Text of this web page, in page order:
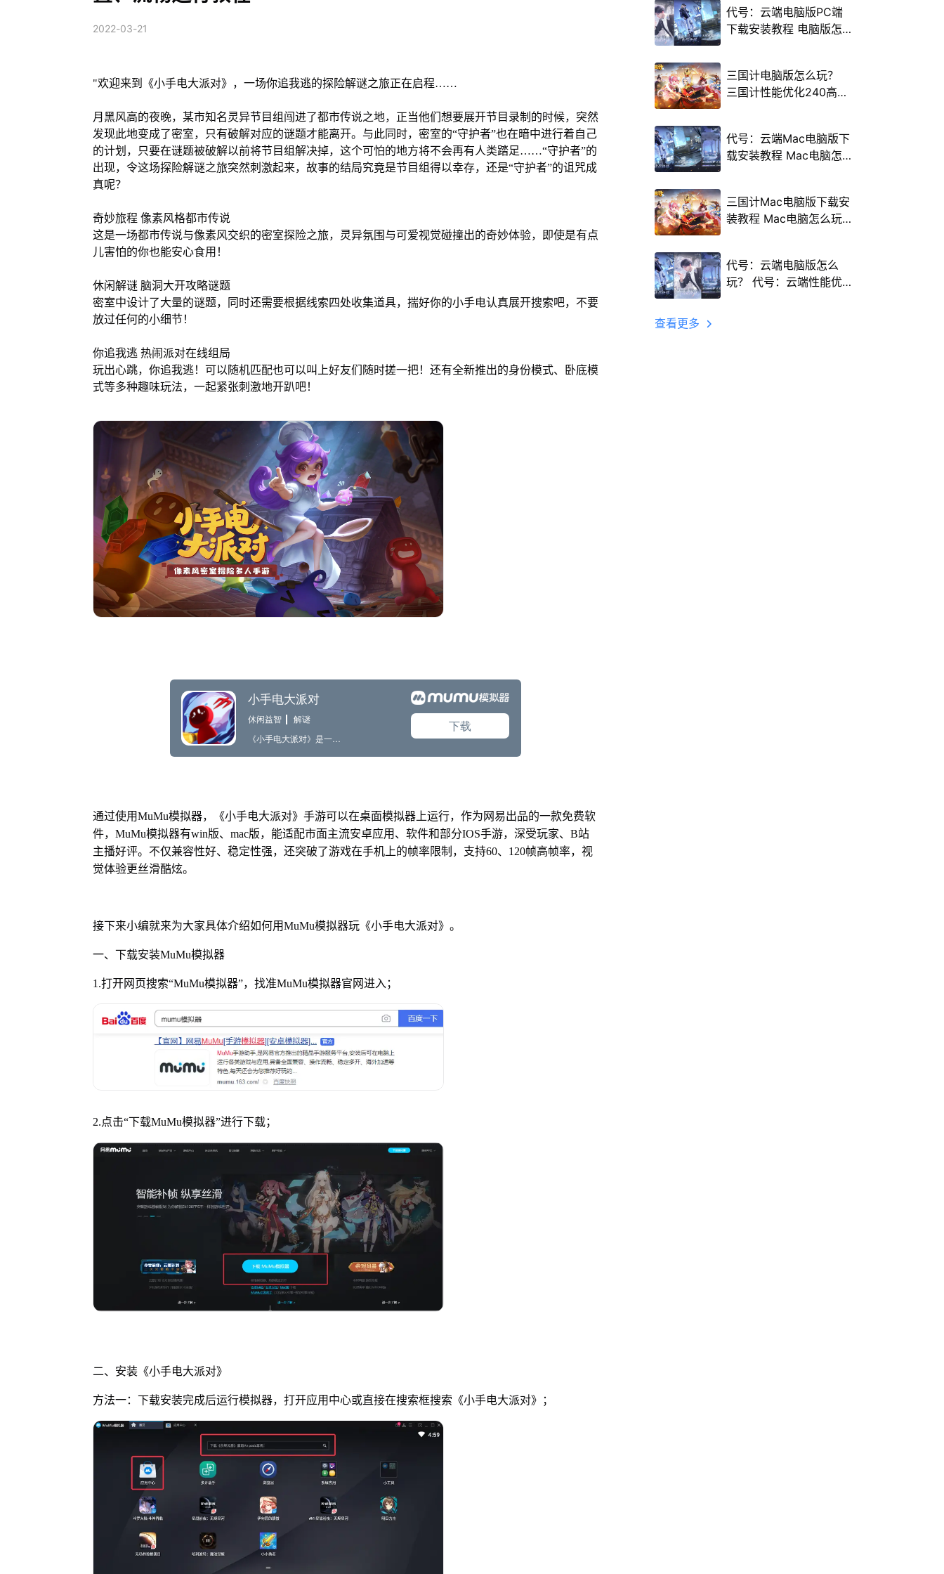
2022-03-21
"欢迎来到《小手电大派对》，一场你追我逃的探险解谜之旅正在启程……
月黑风高的夜晚，某市知名灵异节目组闯进了都市传说之地，正当他们想要展开节目录制的时候，突然
发现此地变成了密室，只有破解对应的谜题才能离开。与此同时，密室的“守护者”也在暗中进行着自己
的计划，只要在谜题被破解以前将节目组解决掉，这个可怕的地方将不会再有人类踏足……“守护者”的
出现，令这场探险解谜之旅突然刺激起来，故事的结局究竟是节目组得以幸存，还是“守护者”的诅咒成
真呢？
奇妙旅程 像素风格都市传说
这是一场都市传说与像素风交织的密室探险之旅，灵异氛围与可爱视觉碰撞出的奇妙体验，即使是有点
儿害怕的你也能安心食用！
休闲解谜 脑洞大开攻略谜题
密室中设计了大量的谜题，同时还需要根据线索四处收集道具，揣好你的小手电认真展开搜索吧，不要
放过任何的小细节！
你追我逃 热闹派对在线组局
玩出心跳，你追我逃！可以随机匹配也可以叫上好友们随时搓一把！还有全新推出的身份模式、卧底模
式等多种趣味玩法，一起紧张刺激地开趴吧！
通过使用MuMu模拟器，《小手电大派对》手游可以在桌面模拟器上运行，作为网易出品的一款免费软
件，MuMu模拟器有win版、mac版，能适配市面主流安卓应用、软件和部分IOS手游，深受玩家、B站
主播好评。不仅兼容性好、稳定性强，还突破了游戏在手机上的帧率限制，支持60、120帧高帧率，视
觉体验更丝滑酷炫。
接下来小编就来为大家具体介绍如何用MuMu模拟器玩《小手电大派对》。
一、下载安装MuMu模拟器
1.打开网页搜索“MuMu模拟器”，找准MuMu模拟器官网进入；
2.点击“下载MuMu模拟器”进行下载；
二、安装《小手电大派对》
方法一：下载安装完成后运行模拟器，打开应用中心或直接在搜索框搜索《小手电大派对》；
代号：云端电脑版PC端
下载安装教程 电脑版怎
三国计电脑版怎么玩？
三国计性能优化240高帧
代号：云端Mac电脑版下
载安装教程 Mac电脑怎
三国计Mac电脑版下载安
装教程 Mac电脑怎么玩
代号：云端电脑版怎么
玩？ 代号：云端性能优
查看更多